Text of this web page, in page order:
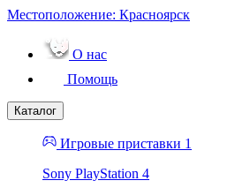
Местоположение: Красноярск
О нас
Помощь
Каталог
Игровые приставки 1
Sony PlayStation 4